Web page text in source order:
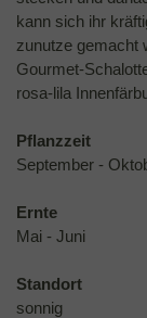
kann sich ihr
zunutze gemacht
Gourmet-
rosa-lila
Pflanzzeit
September -
Ernte
Mai - Juni
Standort
sonnig